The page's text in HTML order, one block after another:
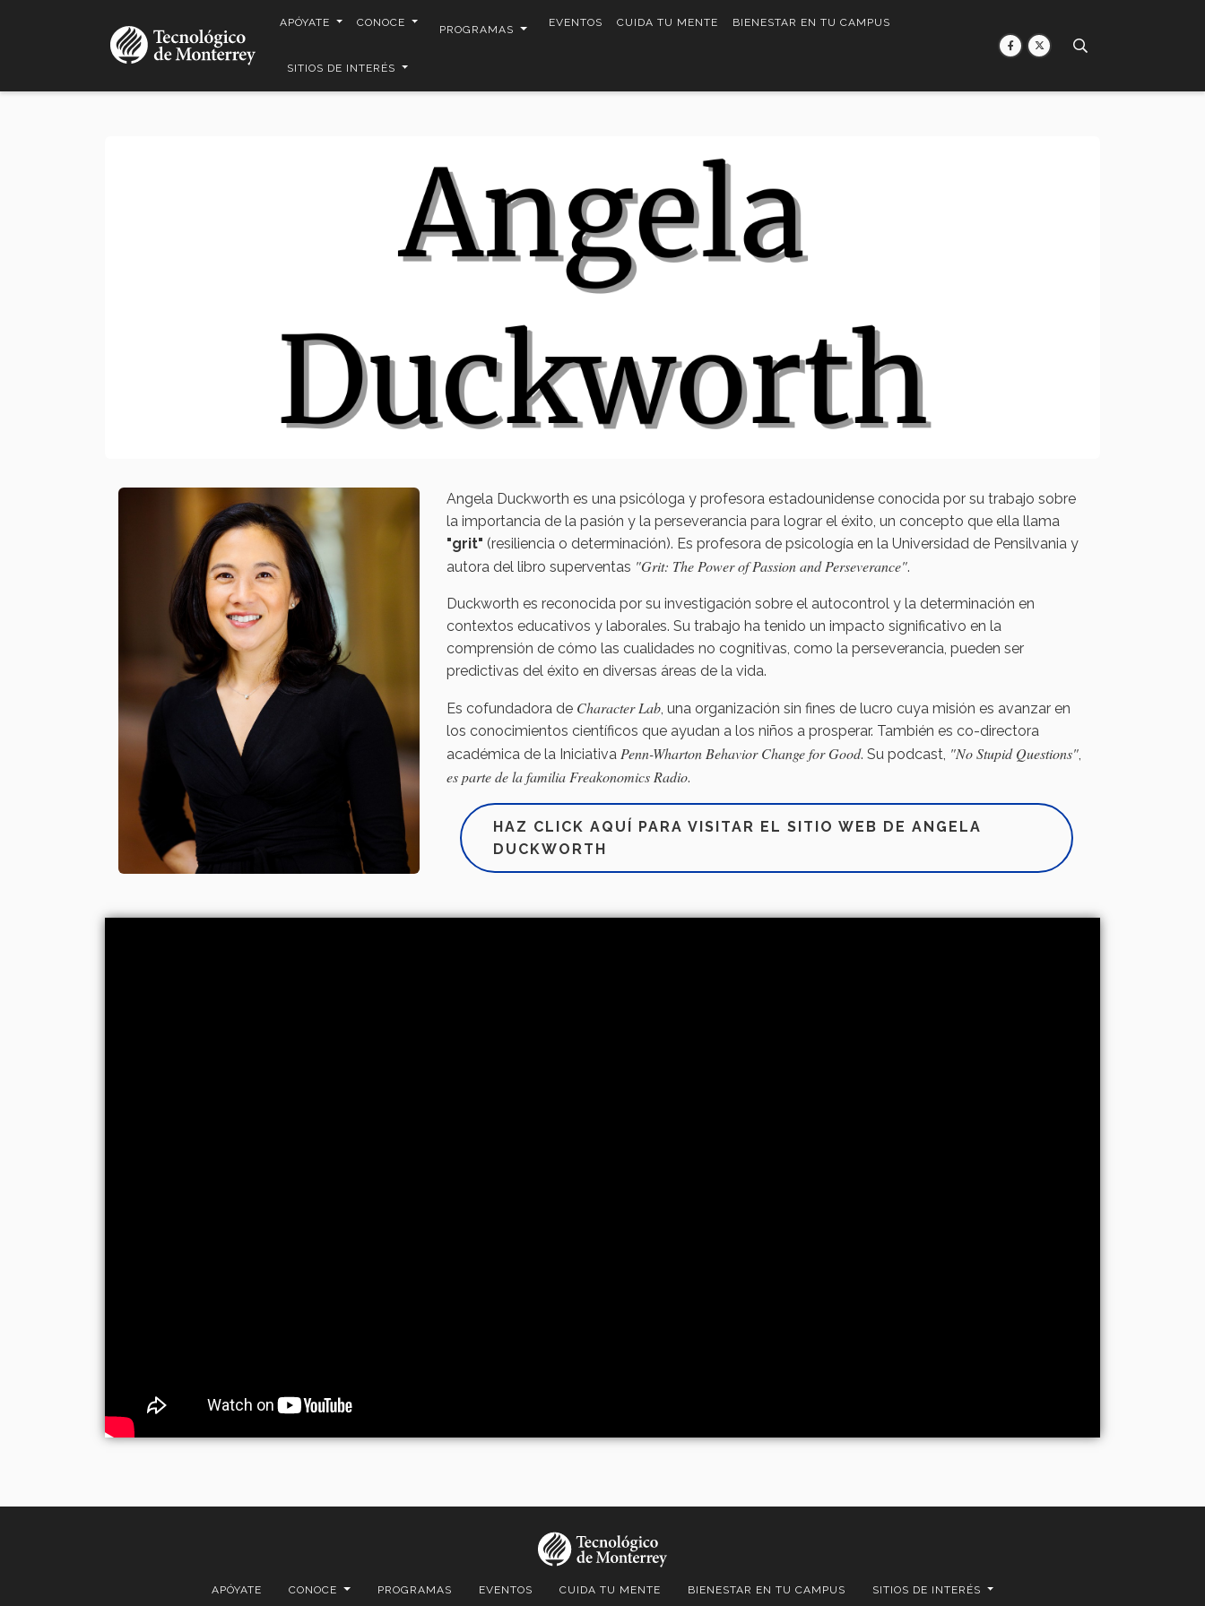
APÓYATE CONOCE
PROGRAMAS
EVENTOS CUIDA TU MENTE BIENESTAR EN TU CAMPUS
SITIOS DE INTERÉS
Angela Duckworth es una psicóloga y profesora estadounidense conocida por su trabajo sobre
la importancia de la pasión y la perseverancia para lograr el éxito, un concepto que ella llama
"grit" (resiliencia o determinación). Es profesora de psicología en la Universidad de Pensilvania y
autora del libro superventas "Grit: The Power of Passion and Perseverance".
Duckworth es reconocida por su investigación sobre el autocontrol y la determinación en
contextos educativos y laborales. Su trabajo ha tenido un impacto significativo en la
comprensión de cómo las cualidades no cognitivas, como la perseverancia, pueden ser
predictivas del éxito en diversas áreas de la vida.
Es cofundadora de Character Lab, una organización sin fines de lucro cuya misión es avanzar en
los conocimientos científicos que ayudan a los niños a prosperar. También es co-directora
académica de la IniciativaPenn-Wharton Behavior Change for Good. Su podcast, "No Stupid Questions",
es parte de la familia Freakonomics Radio.
HAZ CLICK AQUÍ PARA VISITAR EL SITIO WEB DE ANGELA
DUCKWORTH
APÓYATE CONOCE PROGRAMAS EVENTOS CUIDA TU MENTE BIENESTAR EN TU CAMPUS SITIOS DE INTERÉS